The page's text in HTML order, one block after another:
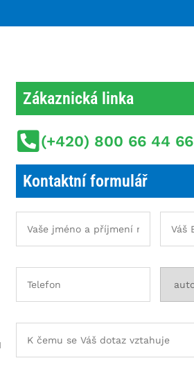
Zákaznická linka
(+420) 800 66 44 66
Kontaktní formulář